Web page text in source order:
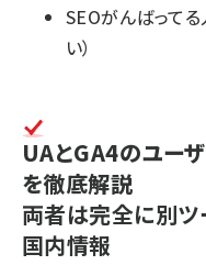
SEOがんばって
い）
UAとGA4のユー
を徹底解説
両者は完全に別ツ
国内情報